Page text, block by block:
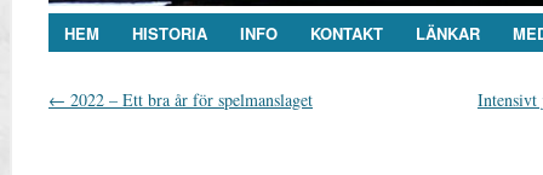
HEM HISTORIA INFO KONTAKT LÄNKAR
← 2022 – Ett bra år för spelmanslaget Intensivt